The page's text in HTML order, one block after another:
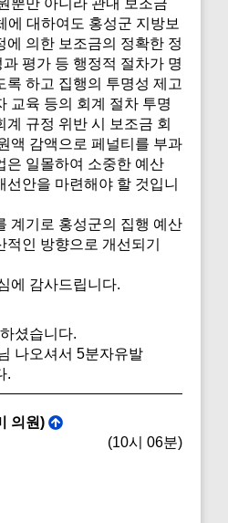
뿐만 아니라 관내 보조금
에 대하여도 홍성군 지방보
에 의한 보조금의 정확한 정
평가 등 행정적 절차가 명
록 하고 집행의 투명성 제고
교육 등의 회계 절차 투명
계 규정 위반 시 보조금 회
액 감액으로 페널티를 부과
은 일몰하여 소중한 예산
선안을 마련해야 할 것입니
계기로 홍성군의 집행 예산
인 방향으로 개선되기
에 감사드립니다.
셨습니다.
나오셔서 5분자유발
.
의원)
(10시 06분)